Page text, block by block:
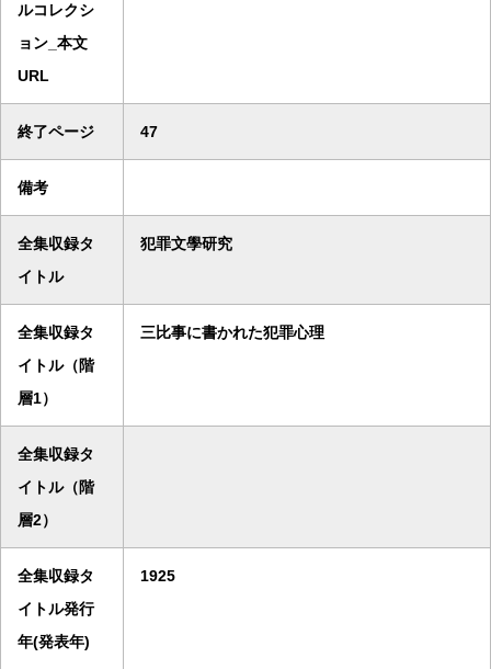
ルコレクシ
ョン_本文
URL
終了ページ 47
備考
全集収録タ
イトル
犯罪文學研究
全集収録タ
イトル（階
層1）
三比事に書かれた犯罪心理
全集収録タ
イトル（階
層2）
全集収録タ
イトル発行
年(発表年)
1925